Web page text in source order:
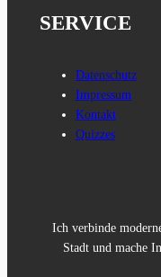
SERVICE
Datenschutz
Impressum
Kontakt
Quizzes
Ich verbinde
Stadt und mache